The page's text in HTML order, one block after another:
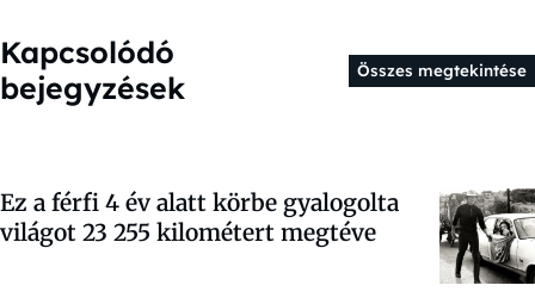
Kapcsolódó
bejegyzések
Összes megtekintése
Ez a férfi 4 év alatt körbe gyalogolta
világot 23 255 kilométert megtéve